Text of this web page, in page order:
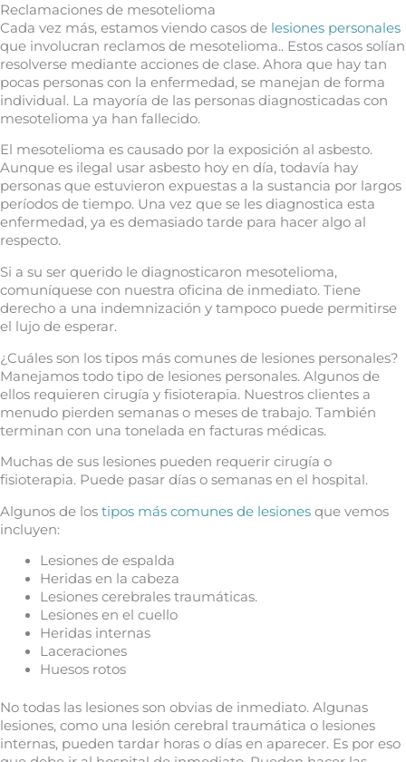
Reclamaciones de mesotelioma
Cada vez más, estamos viendo casos de lesiones personales
que involucran reclamos de mesotelioma.. Estos casos solían
resolverse mediante acciones de clase. Ahora que hay tan
pocas personas con la enfermedad, se manejan de forma
individual. La mayoría de las personas diagnosticadas con
mesotelioma ya han fallecido.
El mesotelioma es causado por la exposición al asbesto.
Aunque es ilegal usar asbesto hoy en día, todavía hay
personas que estuvieron expuestas a la sustancia por largos
períodos de tiempo. Una vez que se les diagnostica esta
enfermedad, ya es demasiado tarde para hacer algo al
respecto.
Si a su ser querido le diagnosticaron mesotelioma,
comuníquese con nuestra oficina de inmediato. Tiene
derecho a una indemnización y tampoco puede permitirse
el lujo de esperar.
¿Cuáles son los tipos más comunes de lesiones personales?
Manejamos todo tipo de lesiones personales. Algunos de
ellos requieren cirugía y fisioterapia. Nuestros clientes a
menudo pierden semanas o meses de trabajo. También
terminan con una tonelada en facturas médicas.
Muchas de sus lesiones pueden requerir cirugía o
fisioterapia. Puede pasar días o semanas en el hospital.
Algunos de los tipos más comunes de lesiones que vemos
incluyen:
Lesiones de espalda
Heridas en la cabeza
Lesiones cerebrales traumáticas.
Lesiones en el cuello
Heridas internas
Laceraciones
Huesos rotos
No todas las lesiones son obvias de inmediato. Algunas
lesiones, como una lesión cerebral traumática o lesiones
internas, pueden tardar horas o días en aparecer. Es por eso